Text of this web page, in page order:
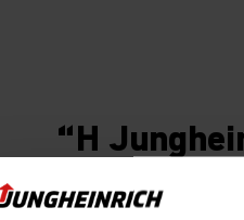
“Η
εμάς μια